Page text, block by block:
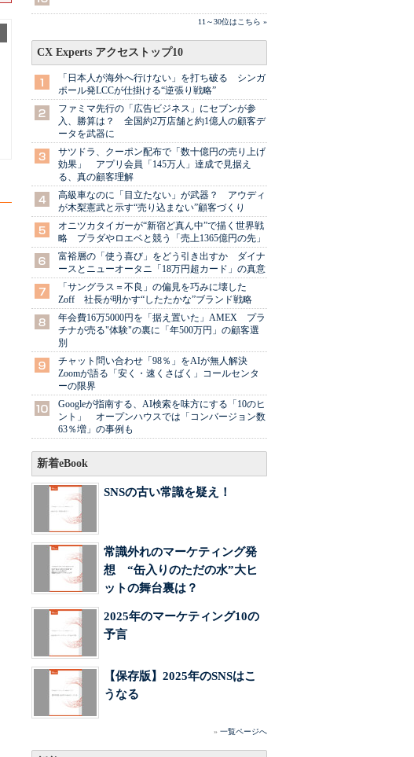
11～30位はこちら »
CX Experts アクセストップ10
「日本人が海外へ行けない」を打ち破る シンガ
ポール発LCCが仕掛ける“逆張り戦略”
ファミマ先行の「広告ビジネス」にセブンが参
入、勝算は？ 全国約2万店舗と約1億人の顧客デ
ータを武器に
サツドラ、クーポン配布で「数十億円の売り上げ
効果」 アプリ会員「145万人」達成で見据え
る、真の顧客理解
高級車なのに「目立たない」が武器？ アウディ
が木梨憲武と示す“売り込まない”顧客づくり
オニツカタイガーが“新宿ど真ん中”で描く世界戦
略 プラダやロエベと競う「売上1365億円の先」
富裕層の「使う喜び」をどう引き出すか ダイナ
ースとニューオータニ「18万円超カード」の真意
「サングラス＝不良」の偏見を巧みに壊した
Zoff 社長が明かす“したたかな”ブランド戦略
年会費16万5000円を「据え置いた」AMEX プラ
チナが売る"体験"の裏に「年500万円」の顧客選
別
チャット問い合わせ「98％」をAIが無人解決
Zoomが語る「安く・速くさばく」コールセンタ
ーの限界
Googleが指南する、AI検索を味方にする「10のヒ
ント」 オープンハウスでは「コンバージョン数
63％増」の事例も
新着eBook
SNSの古い常識を疑え！
常識外れのマーケティング発
想 “缶入りのただの水”大ヒ
ットの舞台裏は？
2025年のマーケティング10の
予言
【保存版】2025年のSNSはこ
うなる
» 一覧ページへ